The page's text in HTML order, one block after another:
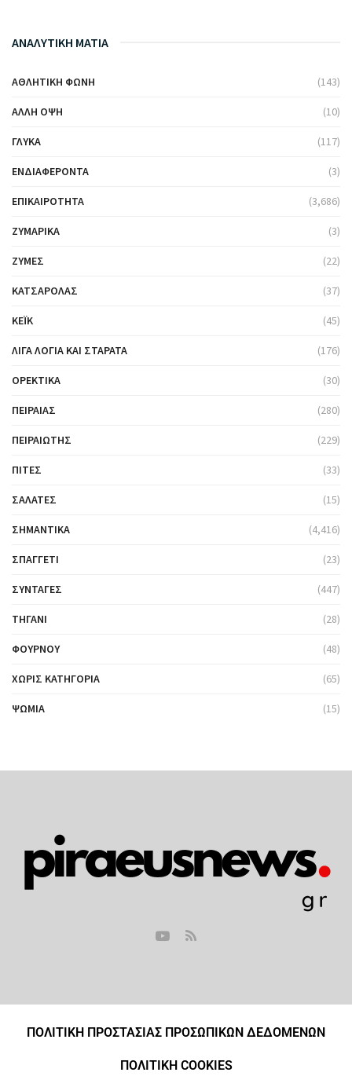
ΑΝΑΛΥΤΙΚΗ ΜΑΤΙΑ
ΑΘΛΗΤΙΚΉ ΦΩΝΉ (143)
ΆΛΛΗ ΌΨΗ (10)
ΓΛΥΚΆ (117)
ΕΝΔΙΑΦΈΡΟΝΤΑ (3)
ΕΠΙΚΑΙΡΌΤΗΤΑ (3,686)
ΖΥΜΑΡΙΚΆ (3)
ΖΎΜΕΣ (22)
ΚΑΤΣΑΡΌΛΑΣ (37)
ΚΈΙΚ (45)
ΛΊΓΑ ΛΌΓΙΑ ΚΑΙ ΣΤΑΡΆΤΑ (176)
ΟΡΕΚΤΙΚΆ (30)
ΠΕΙΡΑΙΆΣ (280)
ΠΕΙΡΑΙΏΤΗΣ (229)
ΠΊΤΕΣ (33)
ΣΑΛΆΤΕΣ (15)
ΣΗΜΑΝΤΙΚΆ (4,416)
ΣΠΑΓΓΈΤΙ (23)
ΣΥΝΤΑΓΈΣ (447)
ΤΗΓΆΝΙ (28)
ΦΟΎΡΝΟΥ (48)
ΧΩΡΊΣ ΚΑΤΗΓΟΡΊΑ (65)
ΨΩΜΙΆ (15)
ΠΟΛΙΤΙΚΗ ΠΡΟΣΤΑΣΙΑΣ ΠΡΟΣΩΠΙΚΩΝ ΔΕΔΟΜΕΝΩΝ
ΠΟΛΙΤΙΚΗ COOKIES